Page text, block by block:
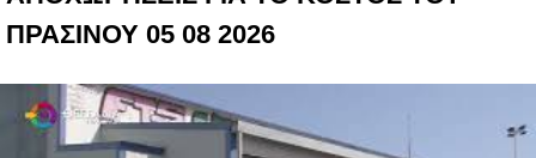
ΠΡΑΣΙΝΟΥ 05 08 2026